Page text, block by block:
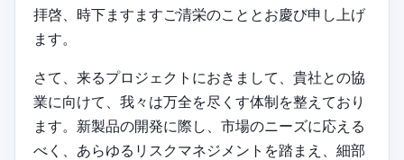
拝啓、時下ますますご清栄のこととお慶び申し上げ
ます。
さて、来るプロジェクトにおきまして、貴社との協
業に向けて、我々は万全を尽くす体制を整えており
ます。新製品の開発に際し、市場のニーズに応える
べく、あらゆるリスクマネジメントを踏まえ、細部